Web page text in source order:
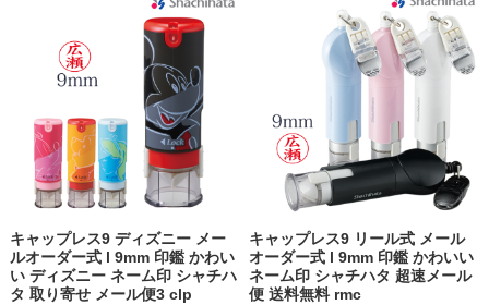
キャップレス9 ディズニー メー
ルオーダー式 l 9mm 印鑑 かわい
い ディズニー ネーム印 シャチハ
タ 取り寄せ メール便3 clp
キャップレス9 リール式 メール
オーダー式 l 9mm 印鑑 かわいい
ネーム印 シャチハタ 超速メール
便 送料無料 rmc